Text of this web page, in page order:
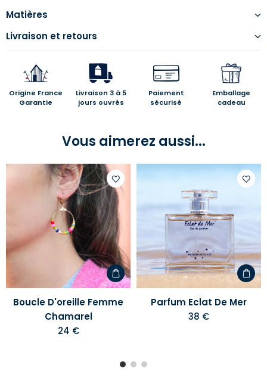
Matières
Livraison et retours
Origine France
Garantie
Livraison 3 à 5
jours ouvrés
Paiement
sécurisé
Emballage
cadeau
Vous aimerez aussi...
Ajouter
à
votre
liste
d'envies
Boucle D'oreille Femme
Chamarel
24 €
liste
Parfum Eclat De Mer
38 €